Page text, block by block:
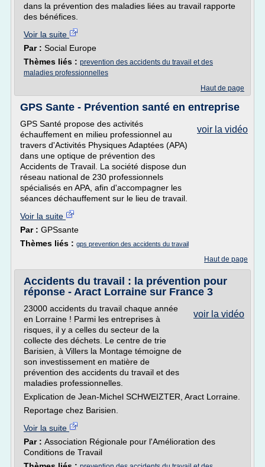
dans la prévention des maladies liées au travail rapporte
des bénéfices.
Voir la suite
Par : Social Europe
Thèmes liés : prevention des accidents du travail et des
maladies professionnelles
Haut de page
GPS Sante - Prévention santé en entreprise
voir la vidéo
GPS Santé propose des activités
échauffement en milieu professionnel au
travers d'Activités Physiques Adaptées (APA)
dans une optique de prévention des
Accidents de Travail. La société dispose dun
réseau national de 230 professionnels
spécialisés en APA, afin d'accompagner les
séances déchauffement sur le lieu de travail.
Voir la suite
Par : GPSsante
Thèmes liés : gps prevention des accidents du travail
Haut de page
Accidents du travail : la prévention pour
réponse - Aract Lorraine sur France 3
voir la vidéo
23000 accidents du travail chaque année
en Lorraine ! Parmi les entreprises à
risques, il y a celles du secteur de la
collecte des déchets. Le centre de trie
Barisien, à Villers la Montage témoigne de
son investissement en matière de
prévention des accidents du travail et des
maladies professionnelles.
Explication de Jean-Michel SCHWEIZTER, Aract Lorraine.
Reportage chez Barisien.
Voir la suite
Par : Association Régionale pour l'Amélioration des
Conditions de Travail